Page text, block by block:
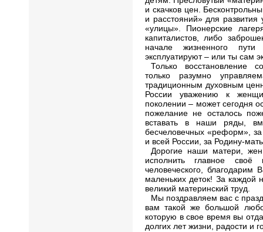
и скачков цен.
и расстояний» для
«улицы». Пионерские
капиталистов, либо
начале жизненного
эксплуатируют – или ты сам
Только восстановление
только разумно
традиционным духовным
России уважению к
поколении – может сегодня
пожелание не осталось
вставать в наши ряды,
бесчеловечных «реформ»,
и всей России, за Родину-
Дорогие наши матери,
исполнить главное своё
человеческого, благодарим
маленьких деток! За
великий материнский труд.
Мы поздравляем вас с
вам такой же большой
которую в свое время вы
долгих лет жизни, радости и